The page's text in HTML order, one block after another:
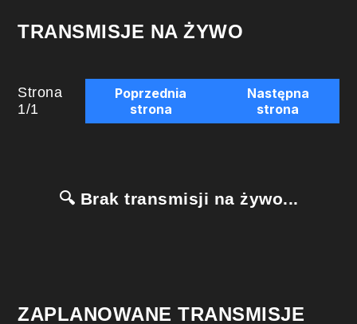
TRANSMISJE NA ŻYWO
Strona
1/1
Poprzednia
strona
Następna
strona
🔍 Brak transmisji na żywo...
ZAPLANOWANE TRANSMISJE